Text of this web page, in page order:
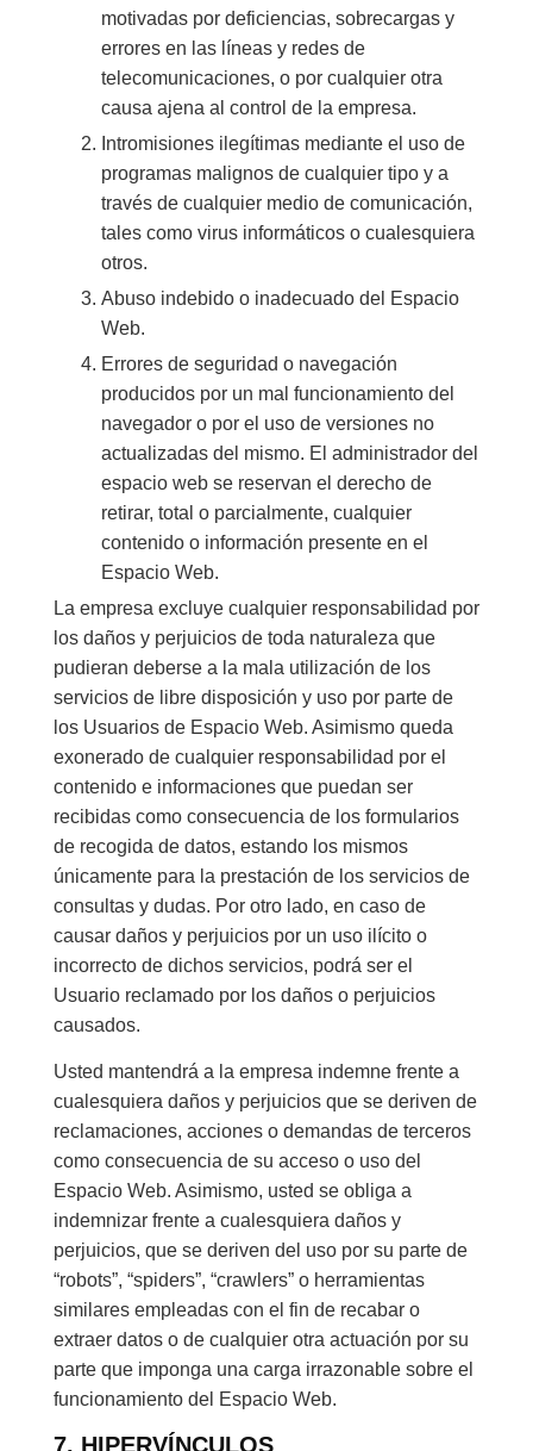
motivadas por deficiencias, sobrecargas y
errores en las líneas y redes de
telecomunicaciones, o por cualquier otra
causa ajena al control de la empresa.
Intromisiones ilegítimas mediante el uso de
programas malignos de cualquier tipo y a
través de cualquier medio de comunicación,
tales como virus informáticos o cualesquiera
otros.
Abuso indebido o inadecuado del Espacio
Web.
Errores de seguridad o navegación
producidos por un mal funcionamiento del
navegador o por el uso de versiones no
actualizadas del mismo. El administrador del
espacio web se reservan el derecho de
retirar, total o parcialmente, cualquier
contenido o información presente en el
Espacio Web.
La empresa excluye cualquier responsabilidad por
los daños y perjuicios de toda naturaleza que
pudieran deberse a la mala utilización de los
servicios de libre disposición y uso por parte de
los Usuarios de Espacio Web. Asimismo queda
exonerado de cualquier responsabilidad por el
contenido e informaciones que puedan ser
recibidas como consecuencia de los formularios
de recogida de datos, estando los mismos
únicamente para la prestación de los servicios de
consultas y dudas. Por otro lado, en caso de
causar daños y perjuicios por un uso ilícito o
incorrecto de dichos servicios, podrá ser el
Usuario reclamado por los daños o perjuicios
causados.
Usted mantendrá a la empresa indemne frente a
cualesquiera daños y perjuicios que se deriven de
reclamaciones, acciones o demandas de terceros
como consecuencia de su acceso o uso del
Espacio Web. Asimismo, usted se obliga a
indemnizar frente a cualesquiera daños y
perjuicios, que se deriven del uso por su parte de
“robots”, “spiders”, “crawlers” o herramientas
similares empleadas con el fin de recabar o
extraer datos o de cualquier otra actuación por su
parte que imponga una carga irrazonable sobre el
funcionamiento del Espacio Web.
7. HIPERVÍNCULOS